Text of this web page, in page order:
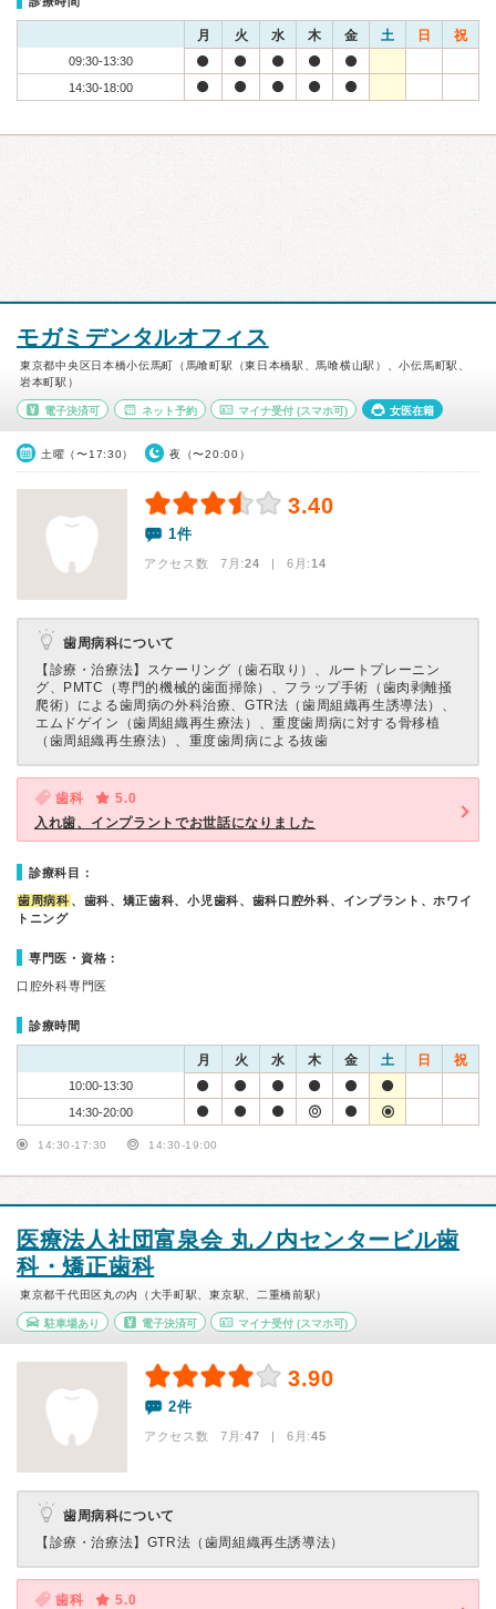
月 火 水 木 金 土 日 祝
09:30-13:30
14:30-18:00
モガミデンタルオフィス
東京都中央区日本橋小伝馬町（馬喰町駅（東日本橋駅、馬喰横山駅）、小伝馬町駅、
岩本町駅）
電子決済可 ネット予約 マイナ受付 (スマホ可) 女医在籍
土曜（〜17:30） 夜（〜20:00）
3.40
1件
アクセス数 7月:24 | 6月:14
歯周病科について
【診療・治療法】 スケーリング（歯石取り）、ルートプレーニン
グ、PMTC（専門的機械的歯面掃除）、フラップ手術（歯肉剥離掻
爬術）による歯周病の外科治療、GTR法（歯周組織再生誘導法）、
エムドゲイン（歯周組織再生療法）、重度歯周病に対する骨移植
（歯周組織再生療法）、重度歯周病による抜歯
歯科
5.0
入れ歯、インプラントでお世話になりました
診療科目：
歯周病科 、歯科、矯正歯科、小児歯科、歯科口腔外科、インプラント、ホワイ
トニング
専門医・資格：
口腔外科専門医
診療時間
月 火 水 木 金 土 日 祝
10:00-13:30
14:30-20:00
14:30-17:30 14:30-19:00
医療法人社団富泉会 丸ノ内センタービル歯
科・矯正歯科
東京都千代田区丸の内（大手町駅、東京駅、二重橋前駅）
駐車場あり 電子決済可 マイナ受付 (スマホ可)
3.90
2件
アクセス数 7月:47 | 6月:45
歯周病科について
【診療・治療法】 GTR法（歯周組織再生誘導法）
歯科
5.0